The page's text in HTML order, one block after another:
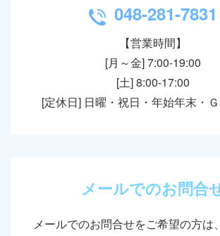
TEL
048-281-7831
【営業時間】
[月～金] 7:00-19:00
[土] 8:00-17:00
[定休日] 日曜・祝日・年始年末・
メールでのお問合
メールでのお問合せをご希望の方は